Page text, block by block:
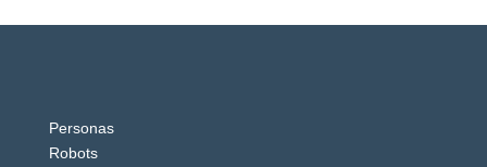
Personas
Robots